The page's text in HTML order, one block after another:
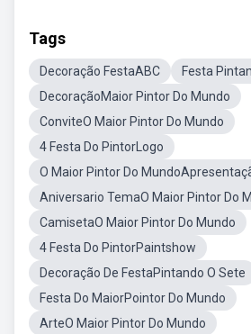
Tags
Decoração FestaABC
Festa
DecoraçãoMaior Pintor Do Mundo
ConviteO Maior Pintor Do Mundo
4 Festa Do PintorLogo
O Maior Pintor Do
Aniversario TemaO Maior Pintor Do
CamisetaO Maior Pintor Do Mundo
4 Festa Do PintorPaintshow
Decoração De FestaPintando O Sete
Festa Do MaiorPointor Do Mundo
ArteO Maior Pintor Do Mundo